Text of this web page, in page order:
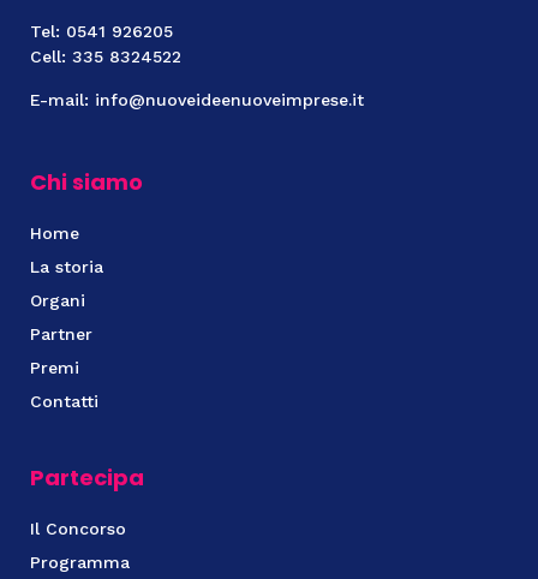
Tel: 0541 926205
Cell: 335 8324522
E-mail: info@nuoveideenuoveimprese.it
Chi siamo
Home
La storia
Organi
Partner
Premi
Contatti
Partecipa
Il Concorso
Programma